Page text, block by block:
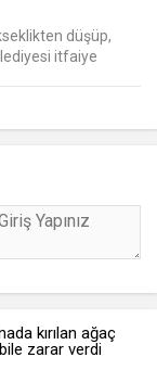
tutmak
düşüp,
itfaiye
kırılan ağaç
zarar verdi